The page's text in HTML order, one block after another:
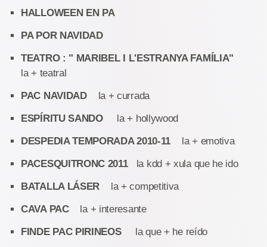
HALLOWEEN EN PA
PA POR NAVIDAD
TEATRO : " MARIBEL I L'ESTRANYA FAMÍLIA"
la + teatral
PAC NAVIDADla + currada
ESPÍRITU SANDOla + hollywood
DESPEDIA TEMPORADA 2010-11 la + emotiva
PACESQUITRONC 2011la kdd + xula que he ido
BATALLA LÁSER la + competitiva
CAVA PACla + interesante
FINDE PAC PIRINEOS
la que + he reído